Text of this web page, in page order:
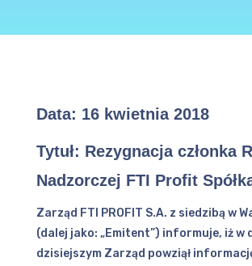
Data: 16 kwietnia 2018
Tytuł: Rezygnacja członka
Nadzorczej FTI Profit
Zarząd FTI PROFIT S.A. z siedzibą w
(dalej jako: „Emitent”) informuje, iż w
dzisiejszym Zarząd powziął